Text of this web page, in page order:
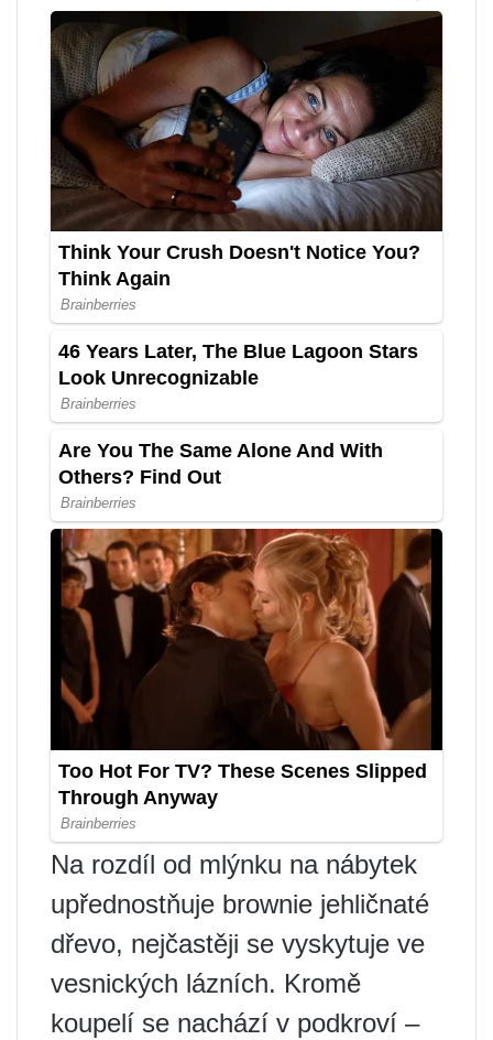
Na rozdíl od mlýnku na nábytek
upřednostňuje brownie jehličnaté
dřevo, nejčastěji se vyskytuje ve
vesnických lázních. Kromě
koupelí se nachází v podkroví –